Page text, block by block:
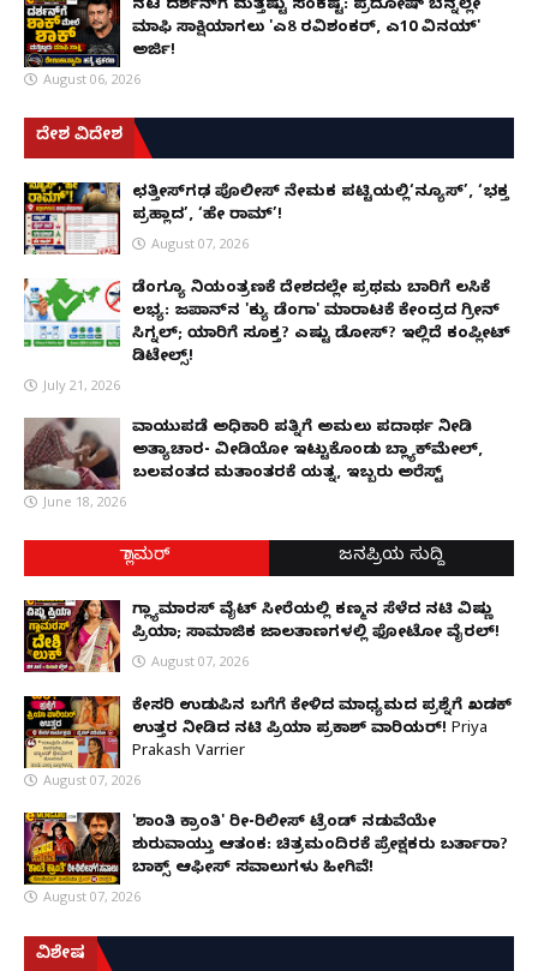
ನಟ ದರ್ಶನ್‌ಗೆ ಮತ್ತಷ್ಟು ಸಂಕಷ್ಟ: ಪ್ರದೋಷ್ ಬೆನ್ನಲ್ಲೇ
ಮಾಫಿ ಸಾಕ್ಷಿಯಾಗಲು 'ಎ8 ರವಿಶಂಕರ್, ಎ10 ವಿನಯ್'
ಅರ್ಜಿ!
August 06, 2026
ದೇಶ ವಿದೇಶ
ಛತ್ತೀಸ್‌ಗಢ ಪೊಲೀಸ್ ನೇಮಕ ಪಟ್ಟಿಯಲ್ಲಿ‘ನ್ಯೂಸ್’, ‘ಭಕ್ತ
ಪ್ರಹ್ಲಾದ’, ‘ಹೇ ರಾಮ್’!
August 07, 2026
ಡೆಂಗ್ಯೂ ನಿಯಂತ್ರಣಕ್ಕೆ ದೇಶದಲ್ಲೇ ಪ್ರಥಮ ಬಾರಿಗೆ ಲಸಿಕೆ
ಲಭ್ಯ: ಜಪಾನ್‌ನ 'ಕ್ಯು ಡೆಂಗಾ' ಮಾರಾಟಕ್ಕೆ ಕೇಂದ್ರದ ಗ್ರೀನ್
ಸಿಗ್ನಲ್; ಯಾರಿಗೆ ಸೂಕ್ತ? ಎಷ್ಟು ಡೋಸ್? ಇಲ್ಲಿದೆ ಕಂಪ್ಲೀಟ್
ಡಿಟೇಲ್ಸ್!
July 21, 2026
ವಾಯುಪಡೆ ಅಧಿಕಾರಿ ಪತ್ನಿಗೆ ಅಮಲು ಪದಾರ್ಥ ನೀಡಿ
ಅತ್ಯಾಚಾರ- ವೀಡಿಯೋ ಇಟ್ಟುಕೊಂಡು ಬ್ಲ್ಯಾಕ್‌ಮೇಲ್,
ಬಲವಂತದ ಮತಾಂತರಕ್ಕೆ ಯತ್ನ, ಇಬ್ಬರು ಅರೆಸ್ಟ್
June 18, 2026
ಗ್ಲಾಮರ್ ಜನಪ್ರಿಯ ಸುದ್ದಿ
ಗ್ಲ್ಯಾಮಾರಸ್ ವೈಟ್‌ ಸೀರೆಯಲ್ಲಿ ಕಣ್ಮನ ಸೆಳೆದ ನಟಿ ವಿಷ್ಣು
ಪ್ರಿಯಾ; ಸಾಮಾಜಿಕ ಜಾಲತಾಣಗಳಲ್ಲಿ ಫೋಟೋ ವೈರಲ್!
August 07, 2026
ಕೇಸರಿ ಉಡುಪಿನ ಬಗೆಗೆ ಕೇಳಿದ ಮಾಧ್ಯಮದ ಪ್ರಶ್ನೆಗೆ ಖಡಕ್
ಉತ್ತರ ನೀಡಿದ ನಟಿ ಪ್ರಿಯಾ ಪ್ರಕಾಶ್ ವಾರಿಯರ್! Priya
Prakash Varrier
August 07, 2026
'ಶಾಂತಿ ಕ್ರಾಂತಿ' ರೀ-ರಿಲೀಸ್ ಟ್ರೆಂಡ್ ನಡುವೆಯೇ
ಶುರುವಾಯ್ತು ಆತಂಕ: ಚಿತ್ರಮಂದಿರಕ್ಕೆ ಪ್ರೇಕ್ಷಕರು ಬರ್ತಾರಾ?
ಬಾಕ್ಸ್ ಆಫೀಸ್ ಸವಾಲುಗಳು ಹೀಗಿವೆ!
August 07, 2026
ವಿಶೇಷ